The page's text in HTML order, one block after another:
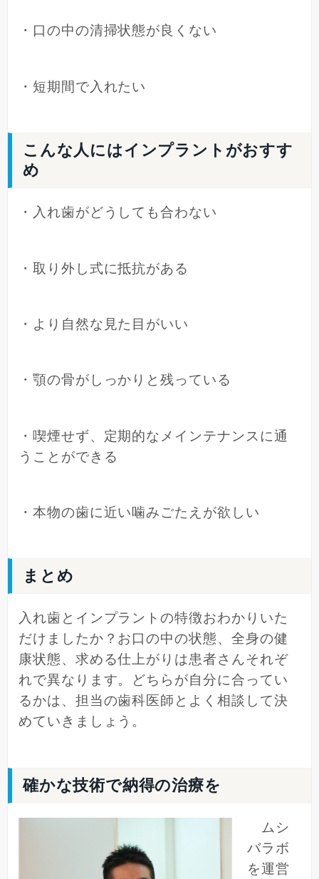
・口の中の清掃状態が良くない
・短期間で入れたい
こんな人にはインプラントがおすす
め
・入れ歯がどうしても合わない
・取り外し式に抵抗がある
・より自然な見た目がいい
・顎の骨がしっかりと残っている
・喫煙せず、定期的なメインテナンスに通
うことができる
・本物の歯に近い噛みごたえが欲しい
まとめ
入れ歯とインプラントの特徴おわかりいた
だけましたか？お口の中の状態、全身の健
康状態、求める仕上がりは患者さんそれぞ
れで異なります。どちらが自分に合ってい
るかは、担当の歯科医師とよく相談して決
めていきましょう。
確かな技術で納得の治療を
ムシ
バラボ
を運営